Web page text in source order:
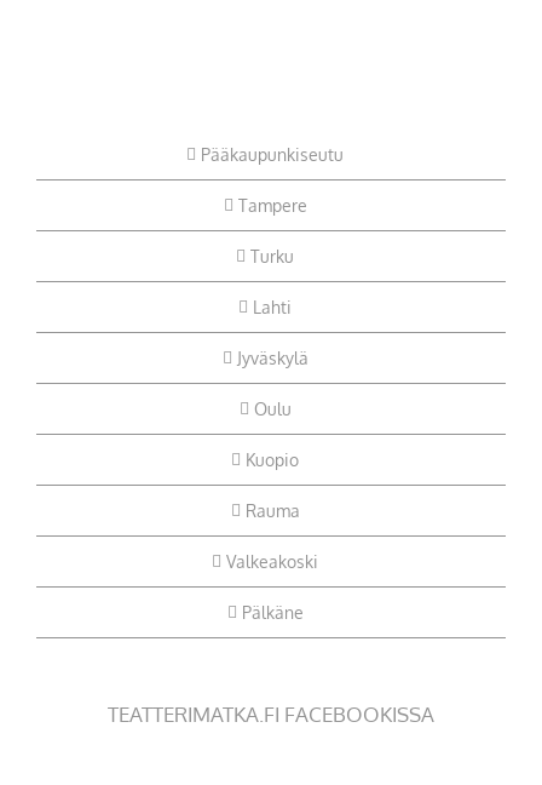
Pääkaupunkiseutu
Tampere
Turku
Lahti
Jyväskylä
Oulu
Kuopio
Rauma
Valkeakoski
Pälkäne
TEATTERIMATKA.FI FACEBOOKISSA